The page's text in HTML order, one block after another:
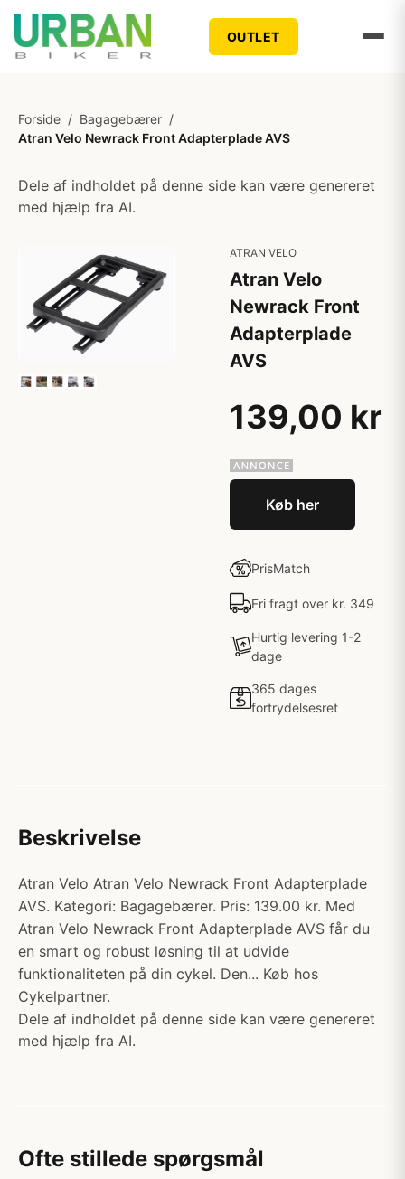
OUTLET
Forside / Bagagebærer /
Atran Velo Newrack Front Adapterplade AVS
Dele af indholdet på denne side kan være genereret
med hjælp fra AI.
ATRAN VELO
Atran Velo
Newrack Front
Adapterplade
AVS
139,00 kr
Køb her
PrisMatch
Fri fragt over kr. 349
Hurtig levering 1-2
dage
365 dages
fortrydelsesret
Beskrivelse
Atran Velo Atran Velo Newrack Front Adapterplade
AVS. Kategori: Bagagebærer. Pris: 139.00 kr. Med
Atran Velo Newrack Front Adapterplade AVS får du
en smart og robust løsning til at udvide
funktionaliteten på din cykel. Den... Køb hos
Cykelpartner.
Dele af indholdet på denne side kan være genereret
med hjælp fra AI.
Ofte stillede spørgsmål